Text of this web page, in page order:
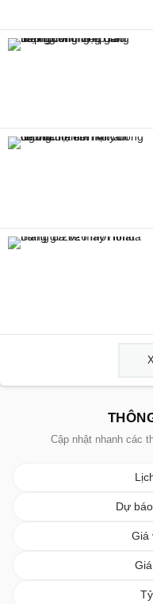
Cập nhật nhanh các
Dự
Giá